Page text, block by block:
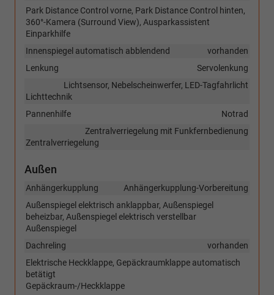
Park Distance Control vorne, Park Distance Control hinten,
360°-Kamera (Surround View), Ausparkassistent
Einparkhilfe
vorhanden
Innenspiegel automatisch abblendend
Servolenkung
Lenkung
Lichtsensor, Nebelscheinwerfer, LED-Tagfahrlicht
Lichttechnik
Notrad
Pannenhilfe
Zentralverriegelung mit Funkfernbedienung
Zentralverriegelung
Außen
Anhängerkupplung-Vorbereitung
Anhängerkupplung
Außenspiegel elektrisch anklappbar, Außenspiegel
beheizbar, Außenspiegel elektrisch verstellbar
Außenspiegel
vorhanden
Dachreling
Elektrische Heckklappe, Gepäckraumklappe automatisch
betätigt
Gepäckraum-/Heckklappe